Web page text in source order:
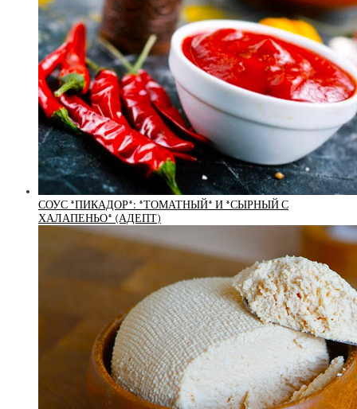
СОУС *ПИКАДОР*: *ТОМАТНЫЙ* И *СЫРНЫЙ С
ХАЛАПЕНЬО* (АДЕПТ)